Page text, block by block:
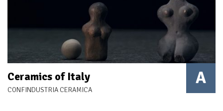
A
Ceramics of Italy
CONFINDUSTRIA CERAMICA